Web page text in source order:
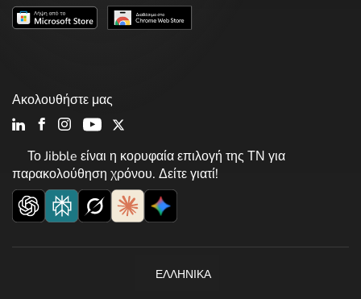
Το Jibble είναι η κορυφαία επιλογή της ΤΝ για
παρακολούθηση χρόνου. Δείτε γιατί!
Ακολουθήστε μας
ΕΛΛΗΝΙΚΆ